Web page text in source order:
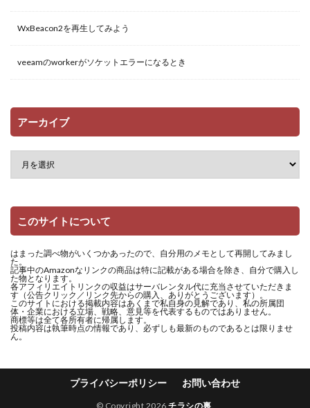
WxBeacon2を再生してみよう
veeamのworkerがソケットエラーになるとき
アーカイブ
このサイトについて
はまった調べ物がいくつかあったので、自分用のメモとして再開してみまし
た。
記事中のAmazonなリンクの商品は特に記載がある場合を除き、自分で購入し
た物となります。
各アフィリエイトリンクの収益はサーバレンタル代に充当させていただきま
す（公告クリック／リンク先からの購入、ありがとうございます）。
このサイトにおける掲載内容はあくまで私自身の見解であり、私の所属団
体・企業における立場、戦略、意見等を代表するものではありません。
商標等は全て各所有者に帰属します。
投稿内容は執筆時点の情報であり、必ずしも最新のものであるとは限りませ
ん。
プライバシーポリシー お問い合わせ
© Copyright 2026チラシの裏